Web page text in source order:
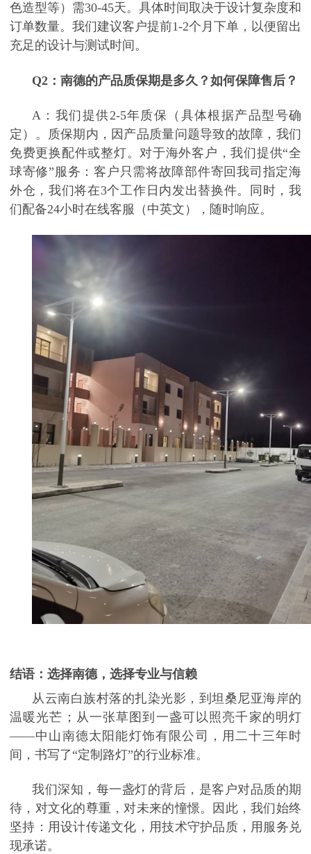
色造型等）需30-45天。具体时间取决于设计复杂度和
订单数量。我们建议客户提前1-2个月下单，以便留出
充足的设计与测试时间。
Q2：南德的产品质保期是多久？如何保障售后？
A：我们提供2-5年质保（具体根据产品型号确
定）。质保期内，因产品质量问题导致的故障，我们
免费更换配件或整灯。对于海外客户，我们提供“全
球寄修”服务：客户只需将故障部件寄回我司指定海
外仓，我们将在3个工作日内发出替换件。同时，我
们配备24小时在线客服（中英文），随时响应。
结语：选择南德，选择专业与信赖
从云南白族村落的扎染光影，到坦桑尼亚海岸的
温暖光芒；从一张草图到一盏可以照亮千家的明灯
——中山南德太阳能灯饰有限公司，用二十三年时
间，书写了“定制路灯”的行业标准。
我们深知，每一盏灯的背后，是客户对品质的期
待，对文化的尊重，对未来的憧憬。因此，我们始终
坚持：用设计传递文化，用技术守护品质，用服务兑
现承诺。